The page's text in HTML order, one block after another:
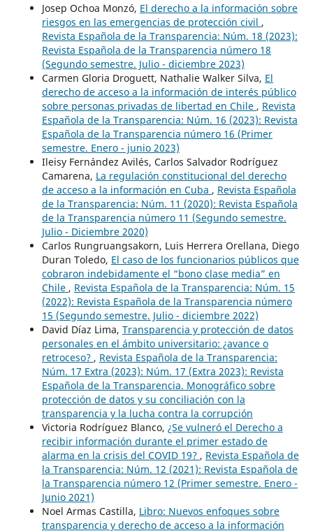
Josep Ochoa Monzó, El derecho a la información sobre
riesgos en las emergencias de protección civil ,
Revista Española de la Transparencia: Núm. 18 (2023):
Revista Española de la Transparencia número 18
(Segundo semestre. Julio - diciembre 2023)
Carmen Gloria Droguett, Nathalie Walker Silva, El
derecho de acceso a la información de interés público
sobre personas privadas de libertad en Chile , Revista
Española de la Transparencia: Núm. 16 (2023): Revista
Española de la Transparencia número 16 (Primer
semestre. Enero - junio 2023)
Ileisy Fernández Avilés, Carlos Salvador Rodríguez
Camarena, La regulación constitucional del derecho
de acceso a la información en Cuba , Revista Española
de la Transparencia: Núm. 11 (2020): Revista Española
de la Transparencia número 11 (Segundo semestre.
Julio - Diciembre 2020)
Carlos Rungruangsakorn, Luis Herrera Orellana, Diego
Duran Toledo, El caso de los funcionarios públicos que
cobraron indebidamente el “bono clase media” en
Chile , Revista Española de la Transparencia: Núm. 15
(2022): Revista Española de la Transparencia número
15 (Segundo semestre. Julio - diciembre 2022)
David Díaz Lima, Transparencia y protección de datos
personales en el ámbito universitario: ¿avance o
retroceso? , Revista Española de la Transparencia:
Núm. 17 Extra (2023): Núm. 17 (Extra 2023): Revista
Española de la Transparencia. Monográfico sobre
protección de datos y su conciliación con la
transparencia y la lucha contra la corrupción
Victoria Rodríguez Blanco, ¿Se vulneró el Derecho a
recibir información durante el primer estado de
alarma en la crisis del COVID 19? , Revista Española de
la Transparencia: Núm. 12 (2021): Revista Española de
la Transparencia número 12 (Primer semestre. Enero -
Junio 2021)
Noel Armas Castilla, Libro: Nuevos enfoques sobre
transparencia y derecho de acceso a la información